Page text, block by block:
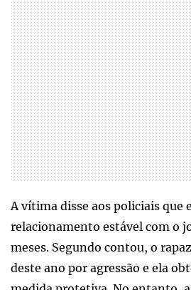
A vítima disse aos policiais que
relacionamento estável com o
meses. Segundo contou, o
deste ano por agressão e ela